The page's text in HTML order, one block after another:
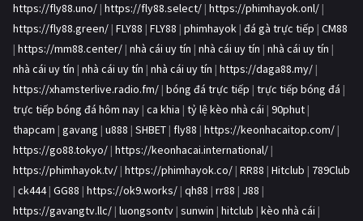
https://fly88.uno/ | https://fly88.select/ | https://phimhayok.onl/ |
https://fly88.green/ | FLY88 | FLY88 | phimhayok | đá gà trực tiếp | CM88
| https://mm88.center/ | nhà cái uy tín | nhà cái uy tín | nhà cái uy tín |
nhà cái uy tín | nhà cái uy tín | nhà cái uy tín | https://daga88.my/ |
https://xhamsterlive.radio.fm/ | bóng đá trực tiếp | trực tiếp bóng đá |
trực tiếp bóng đá hôm nay | ca khia | tỷ lệ kèo nhà cái | 90phut |
thapcam | gavang | u888 | SHBET | fly88 | https://keonhacaitop.com/ |
https://go88.tokyo/ | https://keonhacai.international/ |
https://phimhayok.tv/ | https://phimhayok.co/ | RR88 | Hitclub | 789Club
| ck444| GG88 | https://ok9.works/ | qh88 | rr88 | J88 |
https://gavangtv.llc/ | luongsontv | sunwin | hitclub | kèo nhà cái |